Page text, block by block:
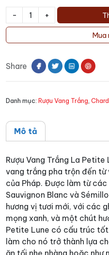
-
Rượu
Trắng
Petite
số
+
Mua
Share
Danh mục: Rượu Vang Trắng,
Mô tả
Rượu Vang Trắng La
vang trắng pha trộn đến từ
của Pháp. Được làm từ các
Sauvignon Blanc và
hương vị tươi mới, với các
mọng xanh, và một chút
Petite Lune có cấu trúc
làm cho nó trở thành lựa